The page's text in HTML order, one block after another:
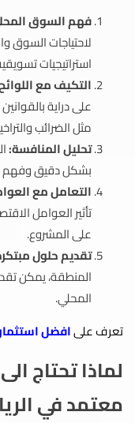
فهم السوق
لاحتياجات
استراتيجيات
التكيف مع
على دراية
مثل الضرائب
تحليل المنافسة:
بشكل دقيق وفهم
التعامل مع
تأثير العوامل
على المشروع.
تقديم حلول
المنطقة، يمكن
المحلي.
تعرف علىافضل
لماذا تحتاج
معتمد في